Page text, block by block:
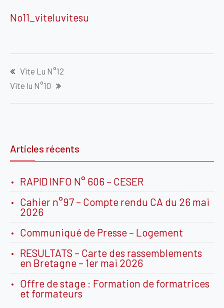
No11_viteluvitesu
Vite Lu N°12
Vite lu N°10
Articles récents
RAPID INFO N° 606 – CESER
Cahier n°97 – Compte rendu CA du 26 mai
2026
Communiqué de Presse – Logement
RESULTATS – Carte des rassemblements
en Bretagne – 1er mai 2026
Offre de stage : Formation de formatrices
et formateurs